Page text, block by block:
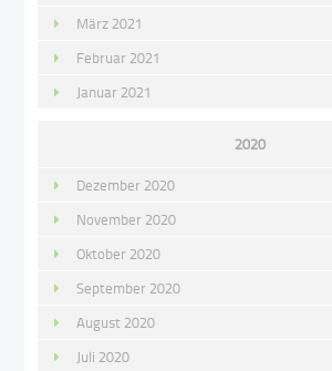
März 2021
Februar 2021
Januar 2021
2020
Dezember 2020
November 2020
Oktober 2020
September 2020
August 2020
Juli 2020